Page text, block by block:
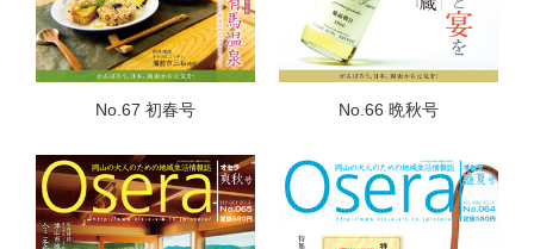
No.67 初春号 No.66 晩秋号